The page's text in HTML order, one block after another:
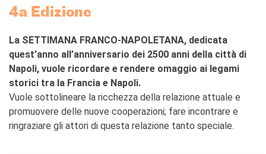
bibliografica
SCUOLA & UNIVERSITÀ
Cooperazione educativa
Cooperazione
universitaria
Studiare in Francia
CHI SIAMO
L'équipe
4a Edizione
La SETTIMANA FRANCO-NAPOLETANA, dedicata
quest’anno all’anniversario dei 2500 anni della città di
Napoli, vuole ricordare e rendere omaggio ai legami
storici tra la Francia e Napoli.
Vuole sottolineare la ricchezza della relazione attuale e
promuovere delle nuove cooperazioni; fare incontrare e
ringraziare gli attori di questa relazione tanto speciale.